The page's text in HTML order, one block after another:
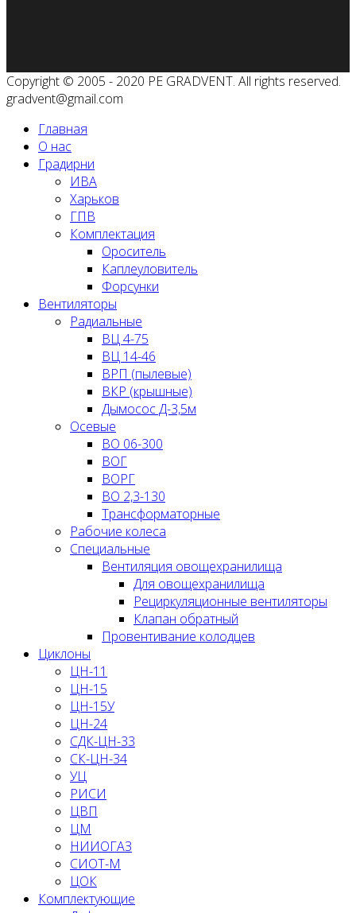
Copyright © 2005 - 2020 PE GRADVENT. All rights reserved.
gradvent@gmail.com
Главная
О нас
Градирни
ИВА
Харьков
ГПВ
Комплектация
Ороситель
Каплеуловитель
Форсунки
Вентиляторы
Радиальные
ВЦ 4-75
ВЦ 14-46
ВРП (пылевые)
ВКР (крышные)
Дымосос Д-3,5м
Осевые
ВО 06-300
ВОГ
ВОРГ
ВО 2,3-130
Трансформаторные
Рабочие колеса
Специальные
Вентиляция овощехранилища
Для овощехранилища
Рециркуляционные вентиляторы
Клапан обратный
Провентивание колодцев
Циклоны
ЦН-11
ЦН-15
ЦН-15У
ЦН-24
СДК-ЦН-33
СК-ЦН-34
УЦ
РИСИ
ЦВП
ЦМ
НИИОГАЗ
СИОТ-М
ЦОК
Комплектующие